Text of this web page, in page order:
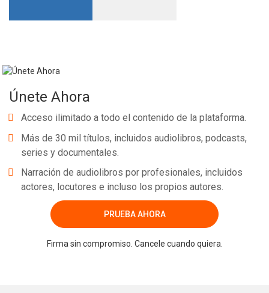
Únete Ahora
Acceso ilimitado a todo el contenido de la plataforma.
Más de 30 mil títulos, incluidos audiolibros, podcasts,
series y documentales.
Narración de audiolibros por profesionales, incluidos
actores, locutores e incluso los propios autores.
PRUEBA AHORA
Firma sin compromiso. Cancele cuando quiera.